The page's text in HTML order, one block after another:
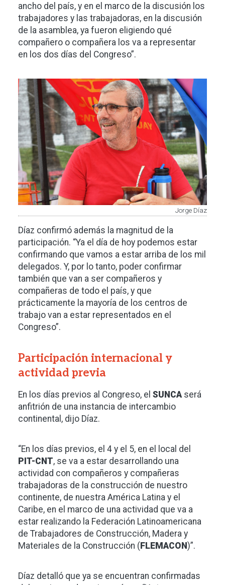
ancho del país, y en el marco de la discusión los
trabajadores y las trabajadoras, en la discusión
de la asamblea, ya fueron eligiendo qué
compañero o compañera los va a representar
en los dos días del Congreso”.
Imagen
Jorge Díaz
Díaz confirmó además la magnitud de la
participación. “Ya el día de hoy podemos estar
confirmando que vamos a estar arriba de los mil
delegados. Y, por lo tanto, poder confirmar
también que van a ser compañeros y
compañeras de todo el país, y que
prácticamente la mayoría de los centros de
trabajo van a estar representados en el
Congreso”.
Participación internacional y
actividad previa
En los días previos al Congreso, el SUNCA será
anfitrión de una instancia de intercambio
continental, dijo Díaz.
“En los días previos, el 4 y el 5, en el local del
PIT-CNT, se va a estar desarrollando una
actividad con compañeros y compañeras
trabajadoras de la construcción de nuestro
continente, de nuestra América Latina y el
Caribe, en el marco de una actividad que va a
estar realizando la Federación Latinoamericana
de Trabajadores de Construcción, Madera y
Materiales de la Construcción ( FLEMACON )”.
Díaz detalló que ya se encuentran confirmadas